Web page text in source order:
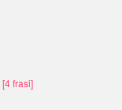
[4 frasi]